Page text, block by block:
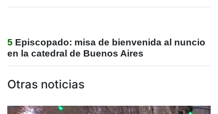
5 Episcopado: misa de bienvenida al nuncio
en la catedral de Buenos Aires
Otras noticias